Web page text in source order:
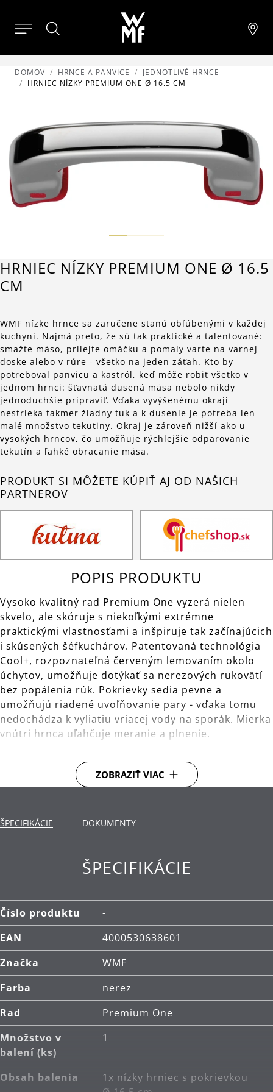
DOMOV HRNCE A PANVICE
JEDNOTLIVÉ HRNCE
HRNIEC NÍZKY PREMIUM ONE Ø 16.5 CM
HRNIEC NÍZKY PREMIUM ONE Ø 16.5
CM
WMF nízke hrnce sa zaručene stanú obľúbenými v každej
kuchyni. Najmä preto, že sú tak praktické a talentované:
smažte mäso, prilejte omáčku a pomaly varte na varnej
doske alebo v rúre - všetko na jeden záťah. Kto by
potreboval panvicu a kastról, keď môže robiť všetko v
jednom hrnci: šťavnatá dusená mäsa nebolo nikdy
jednoduchšie pripraviť. Vďaka vyvýšenému okraji
nestrieka takmer žiadny tuk a k dusenie je potreba len
malé množstvo tekutiny. Okraj je zároveň nižší ako u
vysokých hrncov, čo umožňuje rýchlejšie odparovanie
tekutín a ľahké obracanie mäsa.
PRODUKT SI MÔŽETE KÚPIŤ AJ OD NAŠICH
PARTNEROV
POPIS PRODUKTU
Vysoko kvalitný rad Premium One vyzerá nielen
skvelo, ale skóruje s niekoľkými extrémne
praktickými vlastnosťami a inšpiruje tak začínajúcich
i skúsených šéfkuchárov. Patentovaná technológia
Cool+, rozpoznateľná červeným lemovaním okolo
úchytov, umožňuje dotýkať sa nerezových rukovätí
bez popálenia rúk. Pokrievky sedia pevne a
umožňujú riadené uvoľňovanie pary - vďaka tomu
nedochádza k vyliatiu vriacej vody na sporák. Mierka
vnútri hrnca uľahčuje meranie a plnenie.
Dno TransTherm®: teplo prenáša rýchlo, dlho ho
udrží a tým usporí energiu.
vrátane indukčných.
umývačke, odolná voči kyselinám, korózii a
Čistenie: je možné umývať v umývačke.
ZOBRAZIŤ VIAC
ŠPECIFIKÁCIE DOKUMENTY
ŠPECIFIKÁCIE
Číslo produktu
-
EAN
4000530638601
Značka
WMF
Farba
nerez
Rad
Premium One
Množstvo v
balení (ks)
1
Obsah balenia
1x nízky hrniec s pokrievkou